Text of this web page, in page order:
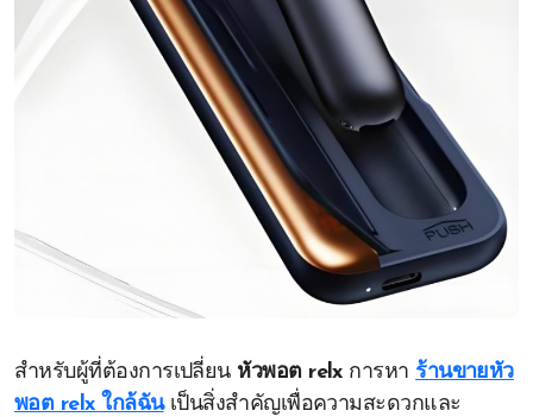
สำหรับผู้ที่ต้องการเปลี่ยน หัวพอต relxการหา ร้านขายหัว
พอต relx ใกล้ฉันเป็นสิ่งสำคัญเพื่อความสะดวกและ